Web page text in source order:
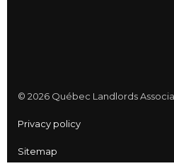
© 2026 Québec Landlords
Privacy policy
Sitemap